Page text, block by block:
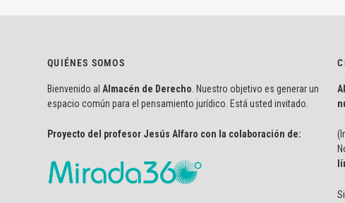
QUIÉNES SOMOS
Bienvenido al Almacén de Derecho . Nuestro objetivo es generar un
espacio común para el pensamiento jurídico. Está usted invitado.
Proyecto del profesor Jesús Alfaro con la colaboración de: